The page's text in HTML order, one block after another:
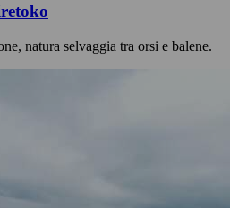
natura selvaggia tra orsi e balene.